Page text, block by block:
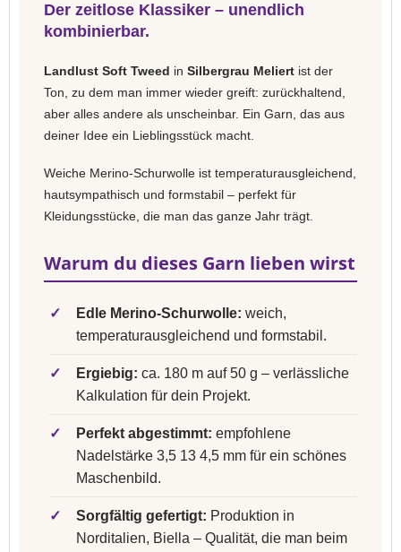
Der zeitlose Klassiker – unendlich
kombinierbar.
Landlust Soft Tweed in Silbergrau Meliert ist der
Ton, zu dem man immer wieder greift: zurückhaltend,
aber alles andere als unscheinbar. Ein Garn, das aus
deiner Idee ein Lieblingsstück macht.
Weiche Merino-Schurwolle ist temperaturausgleichend,
hautsympathisch und formstabil – perfekt für
Kleidungsstücke, die man das ganze Jahr trägt.
Warum du dieses Garn lieben wirst
✓ Edle Merino-Schurwolle: weich,
temperaturausgleichend und formstabil.
✓ Ergiebig: ca. 180 m auf 50 g – verlässliche
Kalkulation für dein Projekt.
✓ Perfekt abgestimmt: empfohlene
Nadelstärke 3,5 13 4,5 mm für ein schönes
Maschenbild.
✓ Sorgfältig gefertigt: Produktion in
Norditalien, Biella – Qualität, die man beim